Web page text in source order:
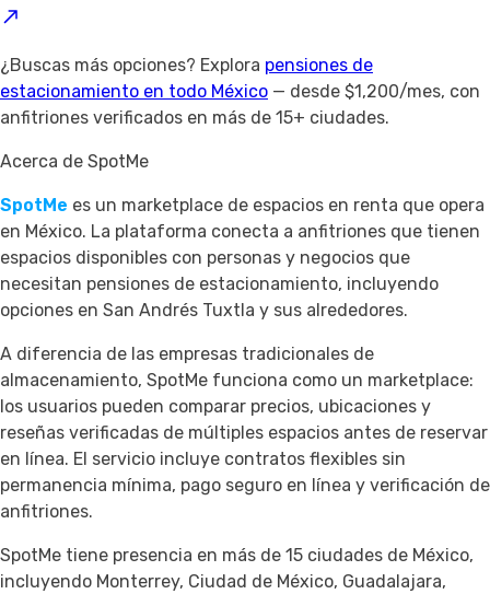
¿Buscas más opciones? Explora pensiones de
estacionamiento en todo México — desde $1,200/mes, con
anfitriones verificados en más de 15+ ciudades.
Acerca de SpotMe
SpotMe es un marketplace de espacios en renta que opera
en México. La plataforma conecta a anfitriones que tienen
espacios disponibles con personas y negocios que
necesitan pensiones de estacionamiento, incluyendo
opciones en San Andrés Tuxtla y sus alrededores.
A diferencia de las empresas tradicionales de
almacenamiento, SpotMe funciona como un marketplace:
los usuarios pueden comparar precios, ubicaciones y
reseñas verificadas de múltiples espacios antes de reservar
en línea. El servicio incluye contratos flexibles sin
permanencia mínima, pago seguro en línea y verificación de
anfitriones.
SpotMe tiene presencia en más de 15 ciudades de México,
incluyendo Monterrey, Ciudad de México, Guadalajara,